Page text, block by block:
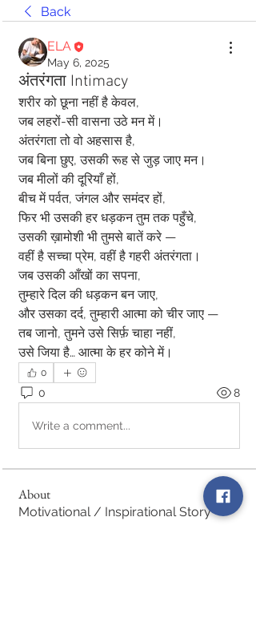
Back
ELA
May 6, 2025
अंतरंगता Intimacy
शरीर को छूना नहीं है केवल,
जब लहरों-सी वासना उठे मन में।
अंतरंगता तो वो अहसास है,
जब बिना छुए, उसकी रूह से जुड़ जाए मन।
जब मीलों की दूरियाँ हों,
बीच में पर्वत, जंगल और समंदर हों,
फिर भी उसकी हर धड़कन तुम तक पहुँचे,
उसकी ख़ामोशी भी तुमसे बातें करे —
वहीं है सच्चा प्रेम, वहीं है गहरी अंतरंगता।
जब उसकी आँखों का सपना,
तुम्हारे दिल की धड़कन बन जाए,
और उसका दर्द, तुम्हारी आत्मा को चीर जाए —
तब जानो, तुमने उसे सिर्फ़ चाहा नहीं,
उसे जिया है… आत्मा के हर कोने में।
0
0 8
Write a comment...
About
Motivational / Inspirational Story